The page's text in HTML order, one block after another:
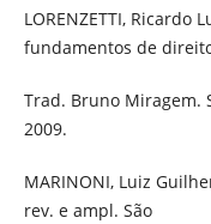
LORENZETTI, Ricardo
fundamentos de
Trad. Bruno Miragem.
2009.
MARINONI, Luiz
rev. e ampl. São